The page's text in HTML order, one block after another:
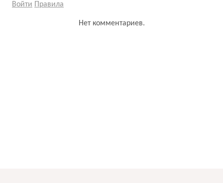
Войти Правила
Нет комментариев.